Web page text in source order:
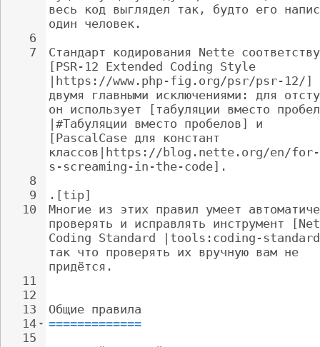
6
7
8
9
10
11
12
13
14
15
весь код выглядел так, будто его
один человек.
Стандарт кодирования Nette
[PSR-12 Extended Coding Style
|https://www.php-fig.org/psr/psr-12/
двумя главными исключениями: для
он использует [табуляции вместо
|#Табуляции вместо пробелов] и
[PascalCase для констант
классов|https://blog.nette.org/en/
s-screaming-in-the-code].
.[tip]
Многие из этих правил умеет
проверять и исправлять инструмент
Coding Standard |tools:coding-
так что проверять их вручную вам не
придётся.
Общие правила
=============